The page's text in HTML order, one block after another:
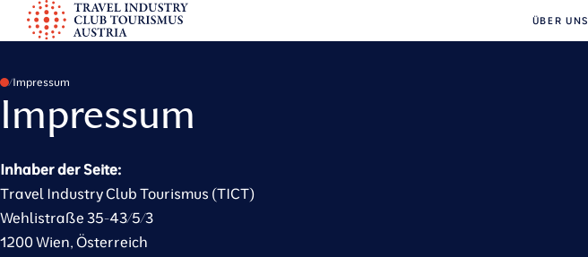
p
t
o
o
n
t
e
ÜBER UNS
Impressum
Impressum
Inhaber der Seite:
Travel Industry Club Tourismus (TICT)
Wehlistraße 35-43/5/3
1200 Wien, Österreich